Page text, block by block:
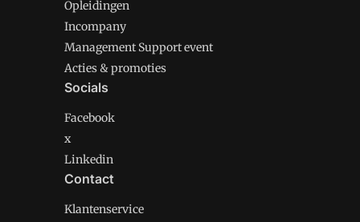
Opleidingen
Incompany
Management Support event
Acties & promoties
Socials
Facebook
x
Linkedin
Contact
Klantenservice